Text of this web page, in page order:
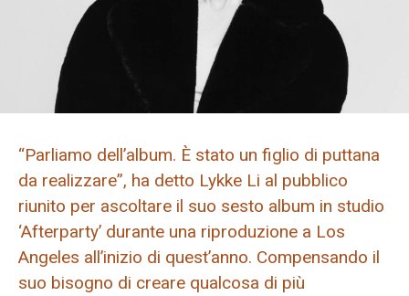
“Parliamo dell’album. È stato un figlio di puttana
da realizzare”, ha detto Lykke Li al pubblico
riunito per ascoltare il suo sesto album in studio
‘Afterparty’ durante una riproduzione a Los
Angeles all’inizio di quest’anno. Compensando il
suo bisogno di creare qualcosa di più